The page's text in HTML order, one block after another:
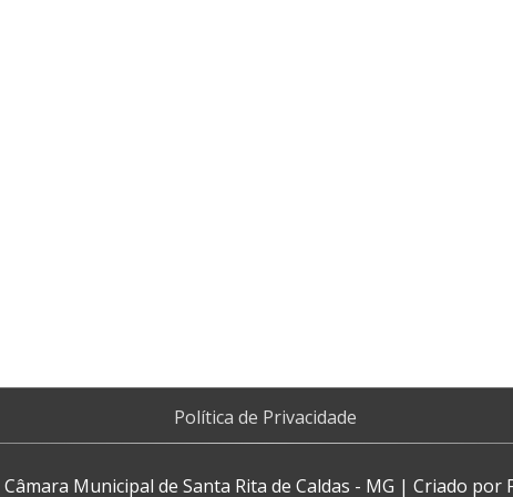
Política de Privacidade
Câmara Municipal de Santa Rita de Caldas - MG | Criado por